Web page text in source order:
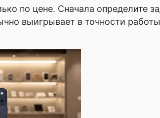
Delivery, Oppo SuperVOOC
по цене. Сначала определите
выигрывает в точности